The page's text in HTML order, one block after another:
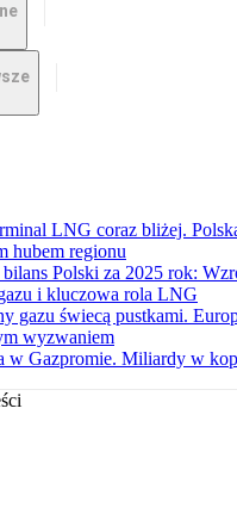
LNG coraz bliżej.
hubem regionu
Polski za 2025 rok:
i kluczowa rola LNG
gazu świecą pustkami.
wyzwaniem
w Gazpromie. Miliardy w